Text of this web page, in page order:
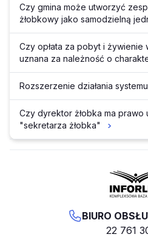
Czy gmina może utworzyć
żłobkowy jako samodzielną
Czy opłata za pobyt i żywienie
uznana za należność o
Rozszerzenie działania
Czy dyrektor żłobka ma prawo
"sekretarza żłobka"
BIURO
22 761